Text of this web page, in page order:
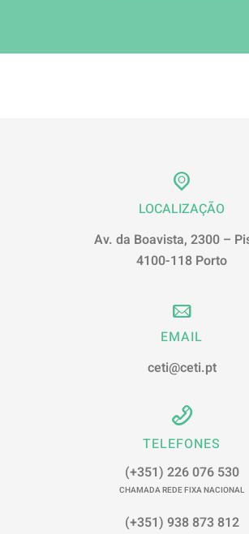
LOCALIZAÇÃO
Av. da Boavista, 2300 –
4100-118 Porto
EMAIL
ceti@ceti.pt
TELEFONES
(+351) 226 076 530
CHAMADA REDE FIXA NACIONAL
(+351) 938 873 812